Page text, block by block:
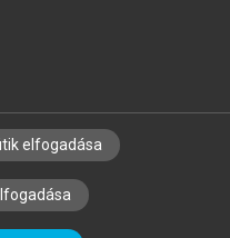
KÖNYVTÁROSOKNAK
ALAPELVEK
elfogadása